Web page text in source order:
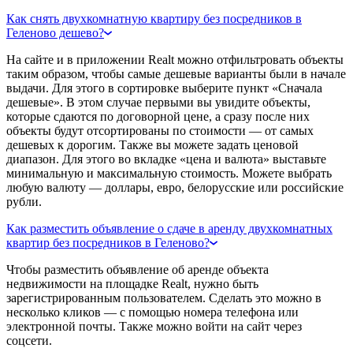
Как снять двухкомнатную квартиру без посредников в
Геленово дешево?
На сайте и в приложении Realt можно отфильтровать объекты
таким образом, чтобы самые дешевые варианты были в начале
выдачи. Для этого в сортировке выберите пункт «Сначала
дешевые». В этом случае первыми вы увидите объекты,
которые сдаются по договорной цене, а сразу после них
объекты будут отсортированы по стоимости — от самых
дешевых к дорогим. Также вы можете задать ценовой
диапазон. Для этого во вкладке «цена и валюта» выставьте
минимальную и максимальную стоимость. Можете выбрать
любую валюту — доллары, евро, белорусские или российские
рубли.
Как разместить объявление о сдаче в аренду двухкомнатных
квартир без посредников в Геленово?
Чтобы разместить объявление об аренде объекта
недвижимости на площадке Realt, нужно быть
зарегистрированным пользователем. Сделать это можно в
несколько кликов — с помощью номера телефона или
электронной почты. Также можно войти на сайт через
соцсети.